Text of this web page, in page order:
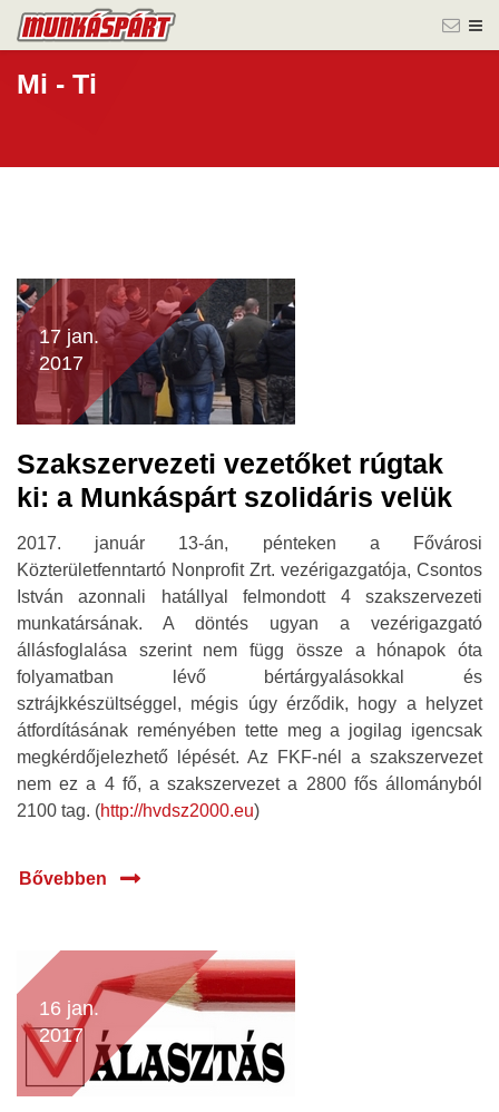
Mi - Ti
17 jan.
2017
Szakszervezeti vezetőket rúgtak
ki: a Munkáspárt szolidáris velük
2017. január 13-án, pénteken a Fővárosi
Közterületfenntartó Nonprofit Zrt. vezérigazgatója, Csontos
István azonnali hatállyal felmondott 4 szakszervezeti
munkatársának. A döntés ugyan a vezérigazgató
állásfoglalása szerint nem függ össze a hónapok óta
folyamatban lévő bértárgyalásokkal és
sztrájkkészültséggel, mégis úgy érződik, hogy a helyzet
átfordításának reményében tette meg a jogilag igencsak
megkérdőjelezhető lépését. Az FKF-nél a szakszervezet
nem ez a 4 fő, a szakszervezet a 2800 fős állományból
2100 tag. (http://hvdsz2000.eu)
Bővebben
16 jan.
2017